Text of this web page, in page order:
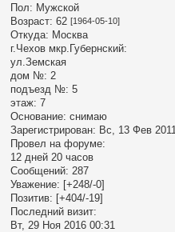
Пол: Мужской
Возраст: 62 [1964-05-10]
Откуда: Москва
г.Чехов мкр.Губернский:
ул.Земская
дом №: 2
подъезд №: 5
этаж: 7
Основание: снимаю
Зарегистрирован: Вс, 13 Фев 2011
Провел на форуме:
12 дней 20 часов
Сообщений: 287
Уважение: [+248/-0]
Позитив: [+404/-19]
Последний визит:
Вт, 29 Ноя 2016 00:31